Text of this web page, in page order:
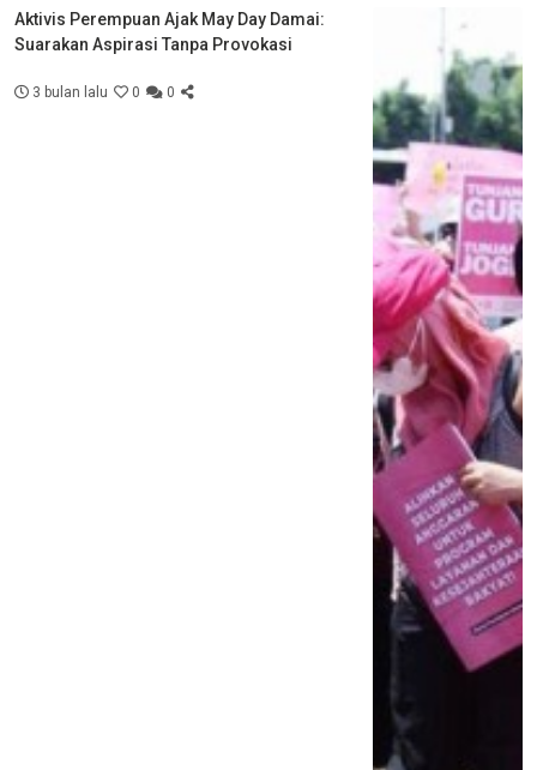
Aktivis Perempuan Ajak May Day Damai:
Suarakan Aspirasi Tanpa Provokasi
3 bulan lalu 0 0